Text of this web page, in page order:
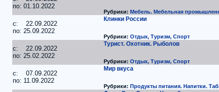
по: 01.10.2022
Рубрики: Мебель. Мебельная
c: 22.09.2022
по: 25.09.2022
Клинки России
Рубрики: Отдых, Туризм, Спорт
c: 22.09.2022
по: 25.02.2022
Турист. Охотник. Рыболов
Рубрики: Отдых, Туризм, Спорт
c: 07.09.2022
по: 11.09.2022
Мир вкуса
Рубрики: Продукты питания. Напитки.